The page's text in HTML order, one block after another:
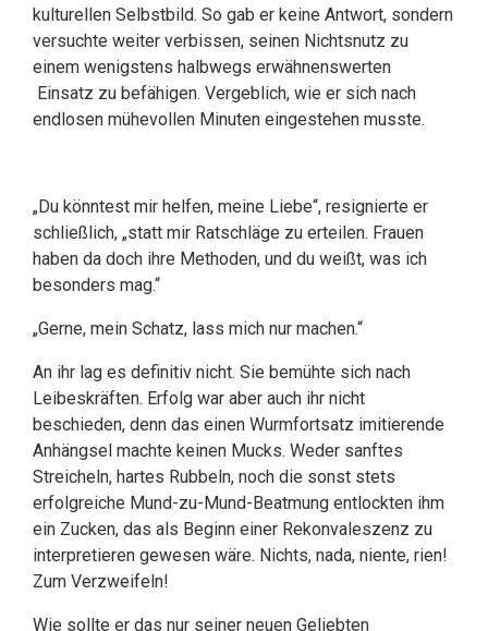
kulturellen Selbstbild. So gab er keine Antwort, sondern
versuchte weiter verbissen, seinen Nichtsnutz zu
einem wenigstens halbwegs erwähnenswerten
Einsatz zu befähigen. Vergeblich, wie er sich nach
endlosen mühevollen Minuten eingestehen musste.
„Du könntest mir helfen, meine Liebe“, resignierte er
schließlich, „statt mir Ratschläge zu erteilen. Frauen
haben da doch ihre Methoden, und du weißt, was ich
besonders mag.“
„Gerne, mein Schatz, lass mich nur machen.“
An ihr lag es definitiv nicht. Sie bemühte sich nach
Leibeskräften. Erfolg war aber auch ihr nicht
beschieden, denn das einen Wurmfortsatz imitierende
Anhängsel machte keinen Mucks. Weder sanftes
Streicheln, hartes Rubbeln, noch die sonst stets
erfolgreiche Mund-zu-Mund-Beatmung entlockten ihm
ein Zucken, das als Beginn einer Rekonvaleszenz zu
interpretieren gewesen wäre. Nichts, nada, niente, rien!
Zum Verzweifeln!
Wie sollte er das nur seiner neuen Geliebten